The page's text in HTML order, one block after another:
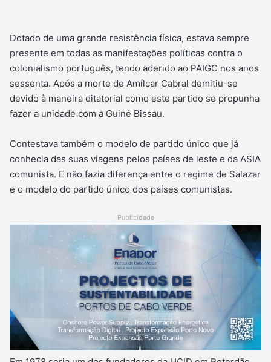
Dotado de uma grande resistência física, estava sempre
presente em todas as manifestações políticas contra o
colonialismo português, tendo aderido ao PAIGC nos anos
sessenta. Após a morte de Amílcar Cabral demitiu-se
devido à maneira ditatorial como este partido se propunha
fazer a unidade com a Guiné Bissau.
Contestava também o modelo de partido único que já
conhecia das suas viagens pelos países de leste e da ASIA
comunista. E não fazia diferença entre o regime de Salazar
e o modelo do partido único dos países comunistas.
Publicidade